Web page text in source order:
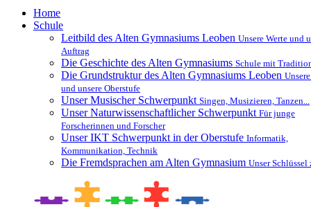
Home
Schule
Leitbild des Alten Gymnasiums Leoben Unsere Werte und
Auftrag
Die Geschichte des Alten Gymnasiums Schule mit
Die Grundstruktur des Alten Gymnasiums Leoben
und unsere Oberstufe
Unser Musischer Schwerpunkt Singen, Musizieren, Tanzen...
Unser Naturwissenschaftlicher Schwerpunkt Für junge
Forscherinnen und Forscher
Unser IKT Schwerpunkt in der Oberstufe Informatik,
Kommunikation, Technik
Die Fremdsprachen am Alten Gymnasium Unser Schlüssel